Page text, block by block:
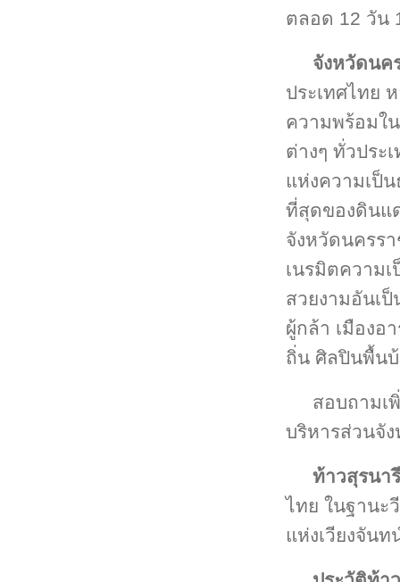
ตลอด 12 วัน
จังหวัดนค
ประเทศไทย
ความพร้อมใ
ต่างๆ ทั่วประ
แห่งความเป็
ที่สุดของดินแ
จังหวัดนครร
เนรมิตความ
สวยงามอันเ
ผู้กล้า เมือง
ถิ่น ศิลปินพื้น
สอบถามเ
บริหารส่วนจั
ท้าวสุรนา
ไทย ในฐานะ
แห่งเวียงจัน